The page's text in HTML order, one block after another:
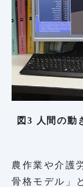
図3 人間の動
農作業や介護
骨格モデル」